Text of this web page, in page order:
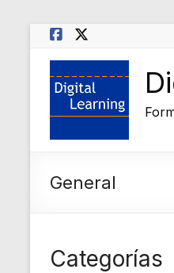
Saltar
contenido
General
Categorías